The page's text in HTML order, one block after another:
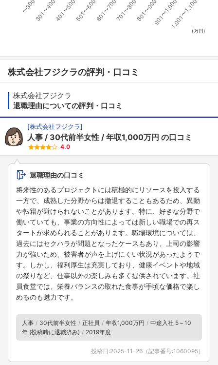
(万円)
株式会社フジクラの評判・口コミ
株式会社フジクラ
退職理由についての評判・口コミ
[株式会社フジクラ]
人事 30代前半女性 年収1,000万円 の口コミ
4.0
退職理由の口コミ
将来性のあるプロジェクトには積極的にリソースを投入する
一方で、成熟した分野からは撤退することもあるため、異動
や転籍が避けられないことがあります。特に、好きな分野で
働いていても、事業の方向性によっては新しい職場での再ス
タートが求められることがあります。職場環境については、
過去にはセクハラが問題となったケースもあり、上司の影響
力が強いため、被害者が声を上げにくい状況があったようで
す。しかし、福利厚生は充実しており、健康イベントや地域
の祭りなど、仕事以外の楽しみも多く提供されています。社
員食堂では、栄養バランスの取れた食事が手頃な価格で楽し
めるのも魅力です。
人事 30代前半女性 正社員 年収1,000万円
中途入社 5～10
年 (投稿時に退職済み)
2019年度
投稿日:2025-11-26 （記事番号:1060095）